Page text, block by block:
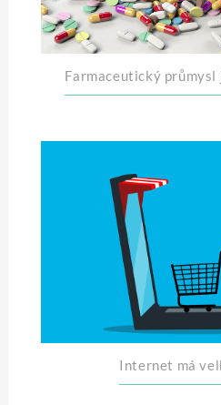
Farmaceutický
Internet má